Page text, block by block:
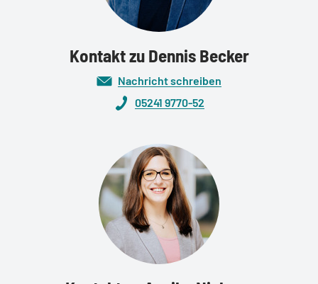
Kontakt zu Dennis Becker
Nachricht schreiben
05241 9770-52